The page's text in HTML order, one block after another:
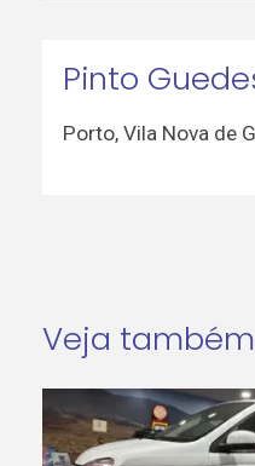
Pinto
Porto, Vila Nova de
Veja também